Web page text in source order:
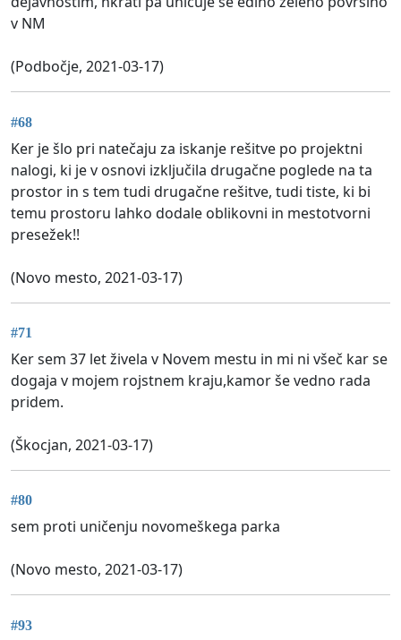
v NM
(Podbočje, 2021-03-17)
#68
Ker je šlo pri natečaju za iskanje rešitve po projektni
nalogi, ki je v osnovi izključila drugačne poglede na ta
prostor in s tem tudi drugačne rešitve, tudi tiste, ki bi
temu prostoru lahko dodale oblikovni in mestotvorni
presežek!!
(Novo mesto, 2021-03-17)
#71
Ker sem 37 let živela v Novem mestu in mi ni všeč kar se
dogaja v mojem rojstnem kraju,kamor še vedno rada
pridem.
(Škocjan, 2021-03-17)
#80
sem proti uničenju novomeškega parka
(Novo mesto, 2021-03-17)
#93